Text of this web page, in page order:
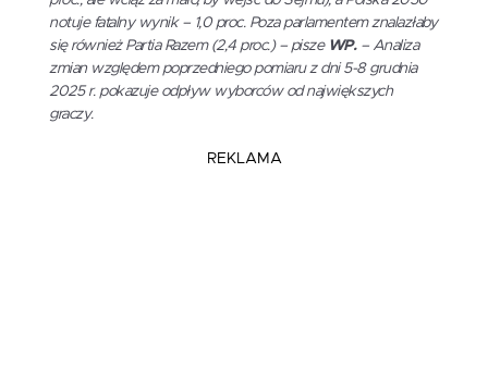
notuje fatalny wynik – 1,0 proc. Poza parlamentem znalazłaby
się również Partia Razem (2,4 proc.) – pisze WP. – Analiza
zmian względem poprzedniego pomiaru z dni 5-8 grudnia
2025 r. pokazuje odpływ wyborców od największych
graczy.
REKLAMA